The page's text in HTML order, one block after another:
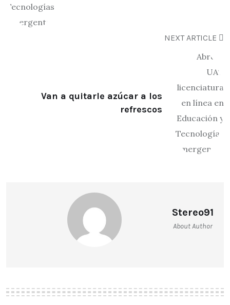
NEXT ARTICLE
Van a quitarle azúcar a los
refrescos
Stereo91
About Author